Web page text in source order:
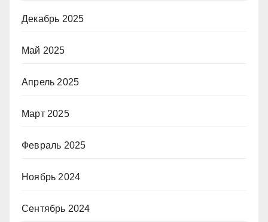
Декабрь 2025
Май 2025
Апрель 2025
Март 2025
Февраль 2025
Ноябрь 2024
Сентябрь 2024